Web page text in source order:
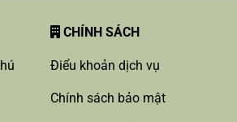
CHÍNH SÁCH
Điểu khoản dịch vụ
Chính sách bảo mật